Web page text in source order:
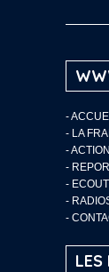
-
- LA
-
-
-
-
-
LES